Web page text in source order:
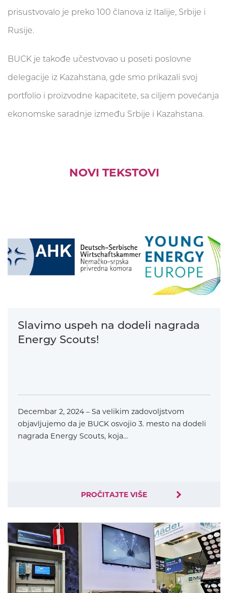
prisustvovalo je preko 100 članova iz Italije, Srbije i
Rusije.
BUCK je takođe učestvovao u poseti poslovne
delegacije iz Kazahstana, gde smo prikazali svoj
portfolio i proizvodne kapacitete, sa ciljem povećanja
ekonomske saradnje između Srbije i Kazahstana.
NOVI TEKSTOVI
Slavimo uspeh na dodeli nagrada
Energy Scouts!
Decembar 2, 2024 – Sa velikim zadovoljstvom
objavljujemo da je BUCK osvojio 3. mesto na dodeli
nagrada Energy Scouts, koja…
PROČITAJTE VIŠE